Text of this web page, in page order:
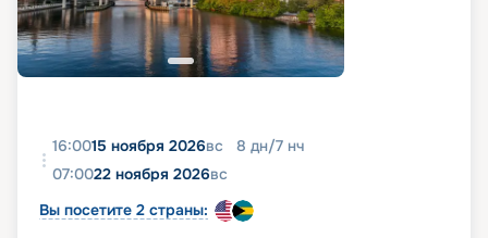
16:0015 ноября 2026вс 8 дн/7 нч
07:0022 ноября 2026вс
Вы посетите 2 страны: